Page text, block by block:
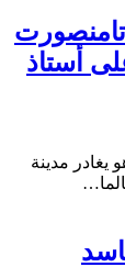
أستاذ
وهو يغادر مدينة